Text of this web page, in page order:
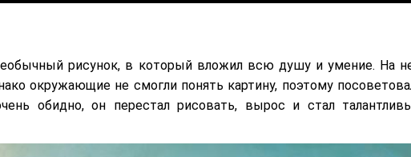
рисунок, в который вложил всю душу и умение. На
окружающие не смогли понять картину, поэтому
обидно, он перестал рисовать, вырос и стал